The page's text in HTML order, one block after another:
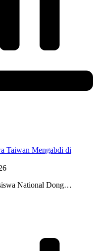
Taiwan Mengabdi di
National Dong…